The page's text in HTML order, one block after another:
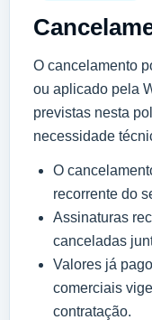
O cancelamento
ou aplicado pela
previstas nesta
necessidade
O
recorrente do
Assinaturas
canceladas
Valores já
comerciais
contratação.